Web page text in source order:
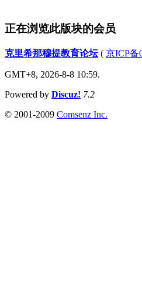
正在浏览此版块的会员
克里希那穆提教育论坛( 京ICP备
GMT+8, 2026-8-8 10:59.
Powered by Discuz! 7.2
© 2001-2009 Comsenz Inc.